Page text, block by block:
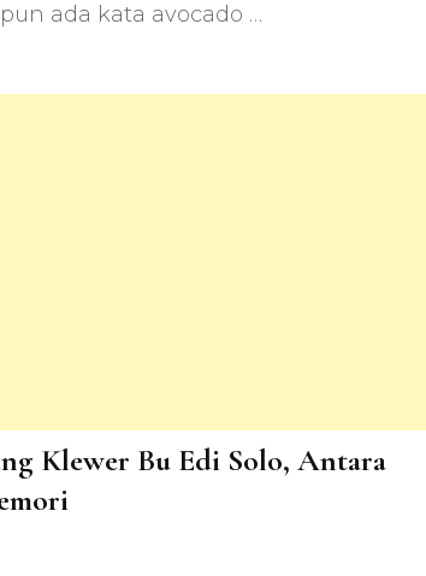
ada kata avocado …
Klewer Bu Edi Solo, Antara